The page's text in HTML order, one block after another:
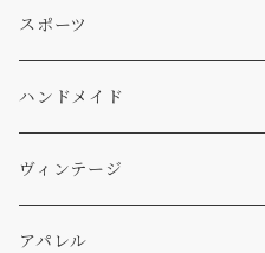
ステッカー
バッグ
パンツ
パーカー・トレーナー
スキー
DOGS
WEAR
Four My Self
Ten
アメリカ軍払い下げ
...mura
マット、シート
エアフレッシュナー
小物
ヘルメット
ファニチャー
キッチン
スリーピング
小物
スポーツ
サーフ
スキー
ハンドメイド
ステッカー
ワッペン
ヴィンテージ
ワッペン
アパレル